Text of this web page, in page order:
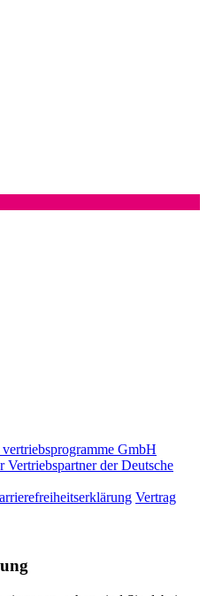
GmbH
Vertriebspartner der Deutsche
Vertrag